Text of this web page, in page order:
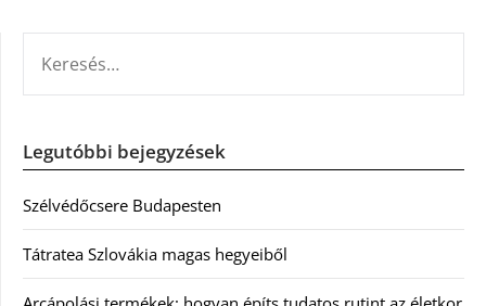
Legutóbbi bejegyzések
Szélvédőcsere Budapesten
Tátratea Szlovákia magas hegyeiből